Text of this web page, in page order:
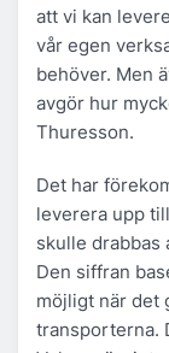
att vi kan
vår egen
behöver. Men
avgör hur
Thuresson.
Det har
leverera upp
skulle drabbas
Den siffran
möjligt när det
transporterna.